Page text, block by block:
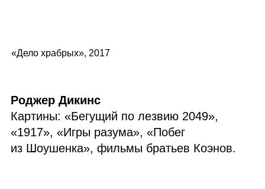
«Дело храбрых», 2017
Роджер Дикинс
Картины: «Бегущий по лезвию 2049»,
«1917», «Игры разума», «Побег
из Шоушенка», фильмы братьев Коэнов.